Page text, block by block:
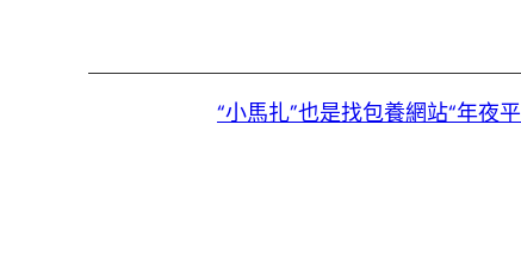
“小馬扎”也是找包養網站“年夜